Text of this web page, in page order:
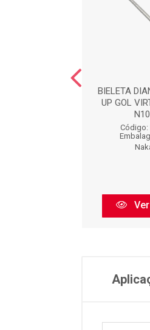
BIELETA
UP GOL
Código: